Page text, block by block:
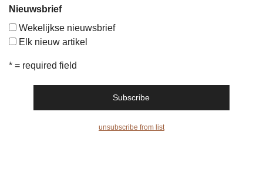
Nieuwsbrief
Wekelijkse nieuwsbrief
Elk nieuw artikel
* = required field
unsubscribe from list